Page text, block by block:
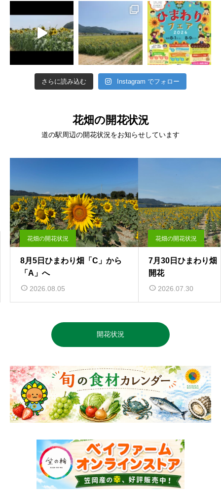
さらに読み込む Instagram でフォロー
花畑の開花状況
道の駅周辺の開花状況をお知らせしています
花畑の開花状況
8月5日ひまわり畑「C」から
「A」へ
2026.08.05
花畑の開花状況
7月30日ひまわり畑
開花
2026.07.30
開花状況